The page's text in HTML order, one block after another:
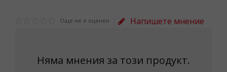
Още не е оценен Напишете мнение
Няма мнения за този продукт.